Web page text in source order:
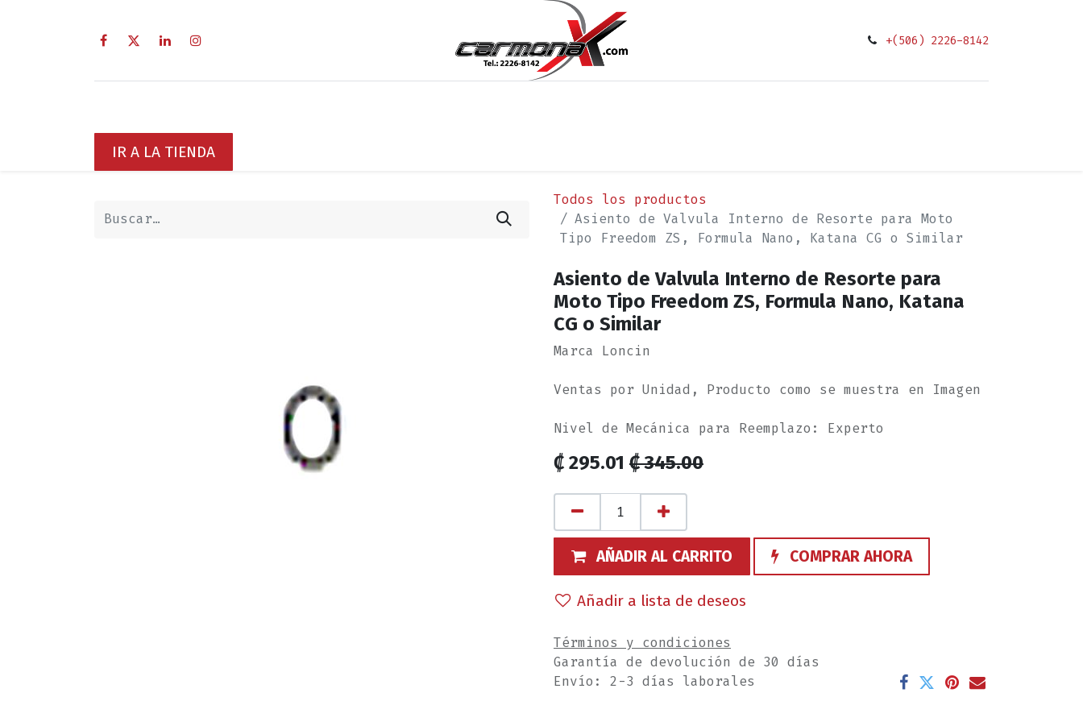
+(506) 2226-8142
IR A LA TIENDA
Todos los productos
Asiento de Valvula Interno de Resorte para Moto
Tipo Freedom ZS, Formula Nano, Katana CG o Similar
Asiento de Valvula Interno de Resorte para
Moto Tipo Freedom ZS, Formula Nano, Katana
CG o Similar
Marca Loncin
Ventas por Unidad, Producto como se muestra en Imagen
Nivel de Mecánica para Reemplazo: Experto
₡ 295.01 ₡345.00
AÑADIR AL CARRITO COMPRAR AHORA
Añadir a lista de deseos
Términos y condiciones
Garantía de devolución de 30 días
Envío: 2-3 días laborales